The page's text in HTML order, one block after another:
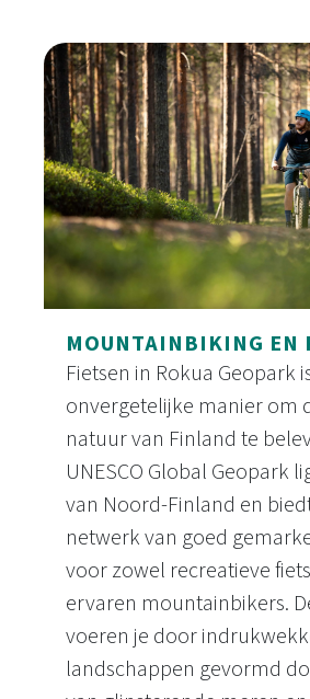
Kanotochten
MOUNTAINBIKING EN
Fietsen in Rokua Geopark
onvergetelijke manier om
natuur van Finland te
UNESCO Global Geopark
van Noord-Finland en
netwerk van goed
voor zowel recreatieve
ervaren mountainbikers.
voeren je door
landschappen gevormd